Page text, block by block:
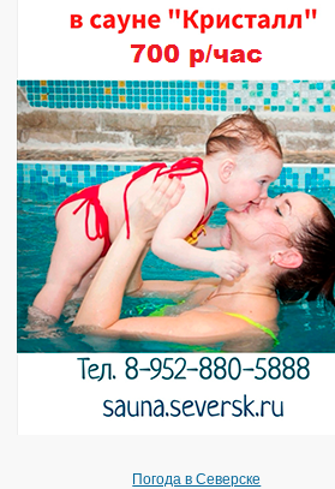
Погода в Северске